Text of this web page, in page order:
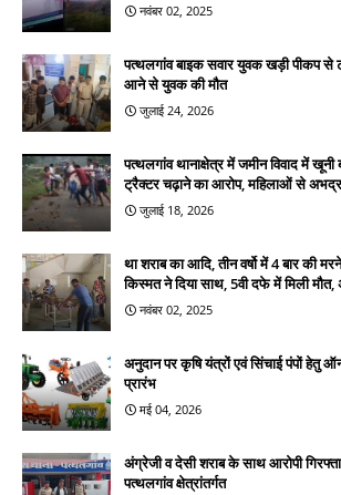
नवंबर 02, 2025
पत्थलगांव बाइक सवार युवक खड़ी पीकप से
आने से युवक की मौत
जुलाई 24, 2026
पत्थलगांव थानाक्षेत्र में जमीन विवाद में
ट्रैक्टर चढ़ाने का आरोप, महिलाओं से
जुलाई 18, 2026
था शराब का आदि, तीन वर्षो में 4 बार की
किस्मत ने दिया साथ, 5वी दफे में मिली
नवंबर 02, 2025
अनुदान पर कृषि यंत्रों एवं सिंचाई पंपों हेतु
प्रारंभ
मई 04, 2026
अंग्रेजी व देसी शराब के साथ आरोपी
पत्थलगांव क्षेत्रांतर्गत